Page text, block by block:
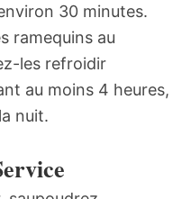
30 minutes.
ramequins au
les refroidir
au moins 4 heures,
nuit.